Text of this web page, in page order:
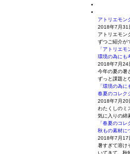
アトリエモ
2018年7月31
アトリエモン
ずつご紹介が
「アトリエ
環境の為にも
2018年7月24
今年の夏の暑
ずっと課題と
「環境の為
春夏のコレク
2018年7月20
わたくしのミ
気に入りの綿
「春夏のコ
秋もの素材に
2018年7月17
暑すぎて溶け
いてきて、秋